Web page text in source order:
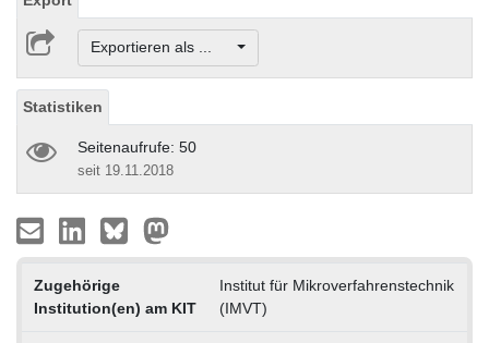
Exportieren als ...
Statistiken
Seitenaufrufe: 50
seit 19.11.2018
Zugehörige
Institution(en) am KIT
Institut für Mikroverfahrenstechnik
(IMVT)